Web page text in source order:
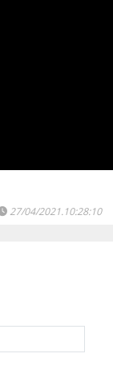
27/04/2021.10:28:10